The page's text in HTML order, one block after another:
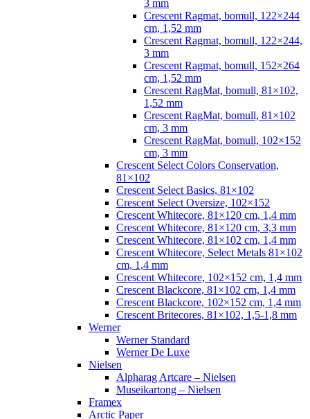
3 mm
Crescent Ragmat, bomull, 122×244
cm, 1,52 mm
Crescent Ragmat, bomull, 122×244,
3 mm
Crescent Ragmat, bomull, 152×264
cm, 1,52 mm
Crescent RagMat, bomull, 81×102,
1,52 mm
Crescent RagMat, bomull, 81×102
cm, 3 mm
Crescent RagMat, bomull, 102×152
cm, 3 mm
Crescent Select Colors Conservation,
81×102
Crescent Select Basics, 81×102
Crescent Select Oversize, 102×152
Crescent Whitecore, 81×120 cm, 1,4 mm
Crescent Whitecore, 81×120 cm, 3,3 mm
Crescent Whitecore, 81×102 cm, 1,4 mm
Crescent Whitecore, Select Metals 81×102
cm, 1,4 mm
Crescent Whitecore, 102×152 cm, 1,4 mm
Crescent Blackcore, 81×102 cm, 1,4 mm
Crescent Blackcore, 102×152 cm, 1,4 mm
Crescent Britecores, 81×102, 1,5-1,8 mm
Werner
Werner Standard
Werner De Luxe
Nielsen
Alpharag Artcare – Nielsen
Museikartong – Nielsen
Framex
Arctic Paper